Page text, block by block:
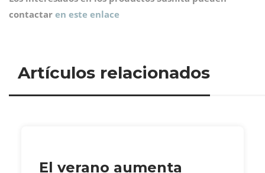
contactar en este enlace
Artículos relacionados
El verano aumenta